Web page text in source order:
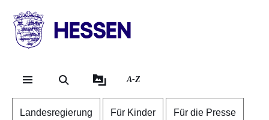
HESSEN
Landesregierung
A-Z
Landesregierung Für Kinder Für die Presse